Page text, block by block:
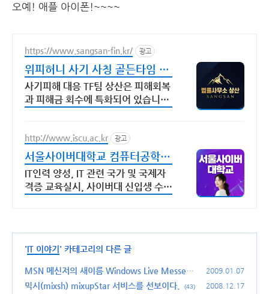
오예! 애플 아이폰!~~~~
https://www.sangsan-fin.kr/ 광고
위피허니 사기 사칭 골든타임 대
응
사기피해 대응 TF팀 상산은 피해회복
과 피해금 회수에 특화되어 있습니다.
http://www.iscu.ac.kr 광고
서울사이버대학교 컴퓨터공학과
2026 가을학기 신편입생
IT인력 양성, IT 관련 국가 및 국제자
격증 교육실시, 사이버대 신입생 수 1
'IT 이야기 ' 카테고리의 다른 글
MSN 메신저의 새이름 Windows Live Messeng
er
(48)
2009.01.07
믹시(mixsh) mixupStar 서비스를 선보이다. (43) 2008.12.17